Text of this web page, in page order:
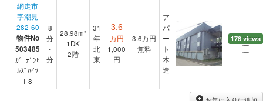
網走市
字潮見
282-60
物件No
503485
ｶﾞｰﾃﾞﾝﾋ
ﾙｽﾞﾊｲﾂ
Ⅰ-8
8
分
-
分
28.98m²
1DK
2階
31
年
北
東
3.6
万円
1,000
円
3.6万円
無料
ア
パ
ー
ト
木
造
178 views